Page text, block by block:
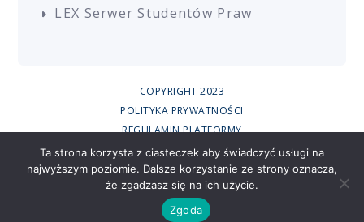
LEX Serwer Studentów Praw
COPYRIGHT 2023
POLITYKA PRYWATNOŚCI
REGULAMIN PLATFORMY
REGULAMIN SZKOLEŃ
UCZESTNICY SZKOLEŃ ONLINE
RODO
CREATED BY
Ta strona korzysta z ciasteczek aby świadczyć usługi na
najwyższym poziomie. Dalsze korzystanie ze strony oznacza,
że zgadzasz się na ich użycie.
Zgoda